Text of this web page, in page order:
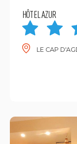
HÔTEL AZUR
LE CAP